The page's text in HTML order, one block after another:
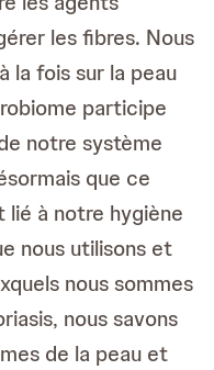
les fibres. Nous
la fois sur la peau
participe
notre système
que ce
à notre hygiène
nous utilisons et
nous sommes
nous savons
de la peau et